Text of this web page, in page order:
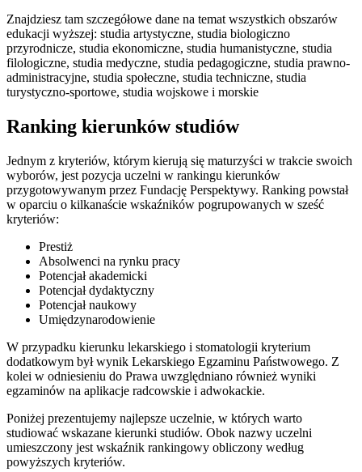
Znajdziesz tam szczegółowe dane na temat wszystkich obszarów
edukacji wyższej: studia artystyczne, studia biologiczno
przyrodnicze, studia ekonomiczne, studia humanistyczne, studia
filologiczne, studia medyczne, studia pedagogiczne, studia prawno-
administracyjne, studia społeczne, studia techniczne, studia
turystyczno-sportowe, studia wojskowe i morskie
Ranking kierunków studiów
Jednym z kryteriów, którym kierują się maturzyści w trakcie swoich
wyborów, jest pozycja uczelni w rankingu kierunków
przygotowywanym przez Fundację Perspektywy. Ranking powstał
w oparciu o kilkanaście wskaźników pogrupowanych w sześć
kryteriów:
Prestiż
Absolwenci na rynku pracy
Potencjał akademicki
Potencjał dydaktyczny
Potencjał naukowy
Umiędzynarodowienie
W przypadku kierunku lekarskiego i stomatologii kryterium
dodatkowym był wynik Lekarskiego Egzaminu Państwowego. Z
kolei w odniesieniu do Prawa uwzględniano również wyniki
egzaminów na aplikacje radcowskie i adwokackie.
Poniżej prezentujemy najlepsze uczelnie, w których warto
studiować wskazane kierunki studiów. Obok nazwy uczelni
umieszczony jest wskaźnik rankingowy obliczony według
powyższych kryteriów.